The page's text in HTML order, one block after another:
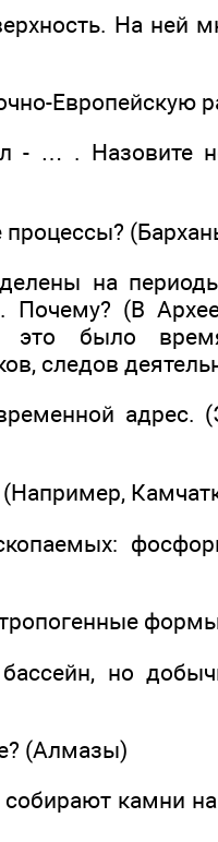
На ней
Европейскую
- … . Назовите
на
Почему? (В
было
следов
адрес.
но
(Алмазы)
камни